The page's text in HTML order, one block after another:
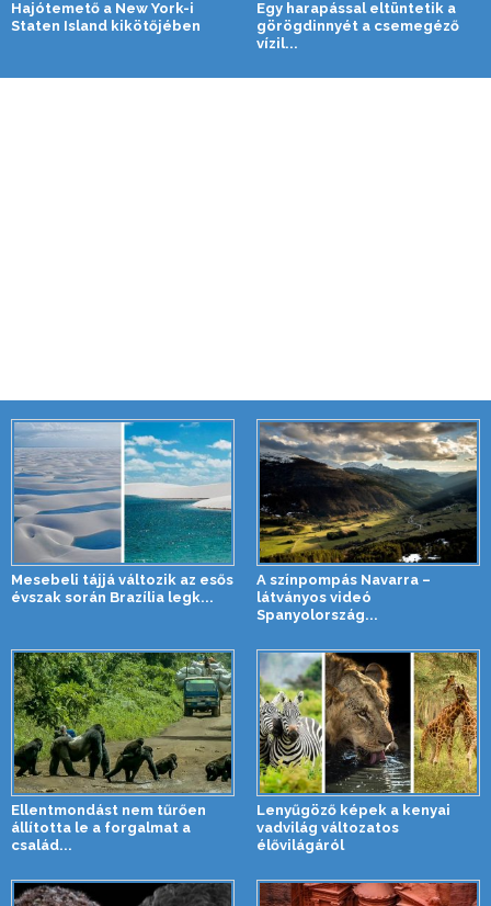
Hajótemető a New York-i
Staten Island kikötőjében
Egy harapással eltüntetik a
görögdinnyét a csemegéző
vízil...
Mesebeli tájjá változik az esős
évszak során Brazília legk...
A színpompás Navarra –
látványos videó
Spanyolország...
Ellentmondást nem tűrően
állította le a forgalmat a
család...
Lenyűgöző képek a kenyai
vadvilág változatos
élővilágáról